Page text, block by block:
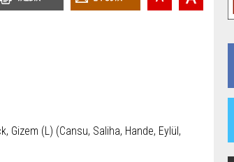
Gizem (L) (Cansu, Saliha, Hande, Eylül,